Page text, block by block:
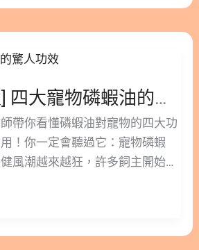
「被吸收」的油，才是有用的
泛論述，我們直接從生理結構與
解析南極磷蝦油功效，以及它為
寵物魚油 vs 磷蝦油：貓狗更適
鍵 1.1. 貓狗更適合吃磷蝦油關鍵
人不同 1.2. 貓狗更適合吃磷蝦
物利用率高 1.3. 貓狗更適合吃
知道的「寵物魚油副作用」 2.
更重要 4. 寵物魚油 vs 磷蝦油懶
[魚油升級版] 四大寵物磷蝦油的驚人功效！為何Omega-3吸收率更高？
帶你看懂磷蝦油對寵物的四大功
！你一定會聽過它：寵物磷蝦
風潮越來越狂，許多飼主開始重
們擁有健康，而這之中討論度最
蝦油功效｜更多閱讀 2. 磷蝦油